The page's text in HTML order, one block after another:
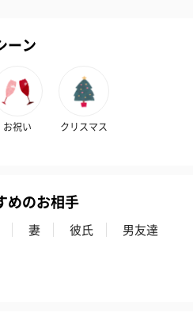
ーン
お祝い クリスマス
めのお相手
妻 彼氏
男友達